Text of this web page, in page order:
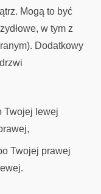
Mogą to być
w tym z
Dodatkowy
Twojej lewej
Twojej prawej